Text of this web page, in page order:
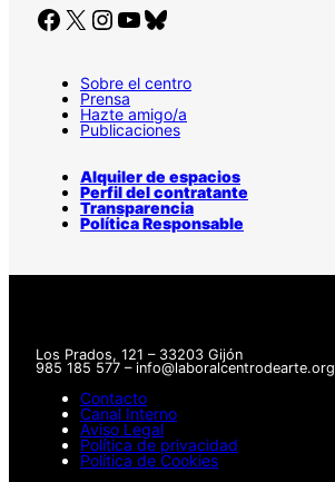
Facebook X Instagram YouTube Bluesky
Sobre el centro
Prensa
Hazte amigo/a
Publicaciones
Alquiler de espacios
Perfil del contratante
Transparencia
Política Responsable
Los Prados, 121 – 33203 Gijón
985 185 577 – info@laboralcentrodearte.org
Contacto
Canal Interno
Aviso Legal
Política de privacidad
Política de Cookies